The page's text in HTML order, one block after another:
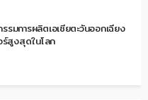
รมการผลิตเอเชียตะวันออกเฉียง
ร์สูงสุดในโลก